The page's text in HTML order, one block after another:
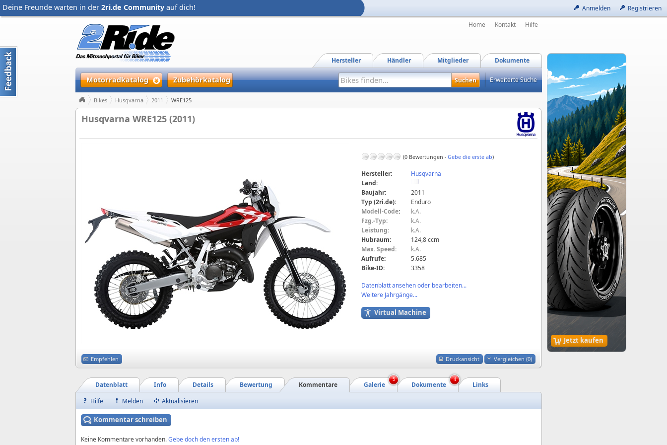
Anmelden Registrieren
Deine Freunde warten in der 2ri.de Community auf dich!
Jetzt kaufen
Home Kontakt Hilfe
Dokumente
Mitglieder
Händler
Hersteller
Motorradkatalog Zubehörkatalog Erweiterte Suche
Bikes Husqvarna 2011 WRE125
Husqvarna WRE125 (2011)
(0 Bewertungen - Gebe die erste ab)
Hersteller:
Husqvarna
Land:
Baujahr:
2011
Typ (2ri.de):
Enduro
Modell-Code:
k.A.
Fzg.-Typ:
k.A.
Leistung:
k.A.
Hubraum:
124,8 ccm
Max. Speed:
k.A.
Aufrufe:
5.685
Bike-ID:
3358
Datenblatt ansehen oder bearbeiten...
Weitere Jahrgänge...
Virtual Machine
Druckansicht Vergleichen (0)
Empfehlen
Links
Dokumente
Galerie
Kommentare
Bewertung
Details
Info
Datenblatt
5 4
Hilfe Melden Aktualisieren
Kommentar schreiben
Keine Kommentare vorhanden.Gebe doch den ersten ab!